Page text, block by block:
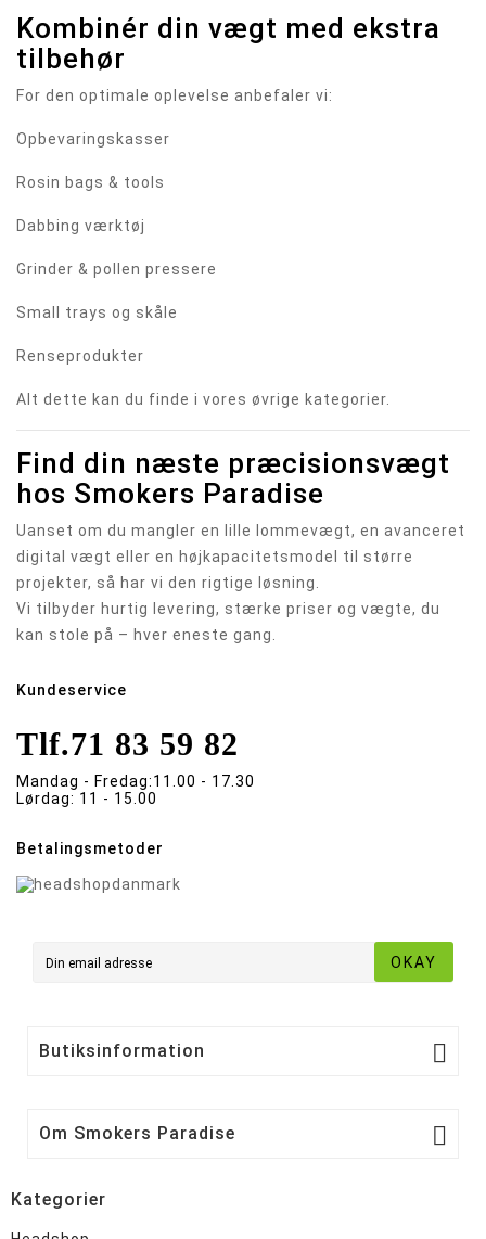
Kombinér din vægt med ekstra
tilbehør
For den optimale oplevelse anbefaler vi:
Opbevaringskasser
Rosin bags & tools
Dabbing værktøj
Grinder & pollen pressere
Small trays og skåle
Renseprodukter
Alt dette kan du finde i vores øvrige kategorier.
Find din næste præcisionsvægt
hos Smokers Paradise
Uanset om du mangler en lille lommevægt, en avanceret
digital vægt eller en højkapacitetsmodel til større
projekter, så har vi den rigtige løsning.
Vi tilbyder hurtig levering, stærke priser og vægte, du
kan stole på – hver eneste gang.
Kundeservice
Tlf.71 83 59 82
Mandag - Fredag:11.00 - 17.30
Lørdag: 11 - 15.00
Betalingsmetoder
OKAY
Butiksinformation 
Om Smokers Paradise 
Kategorier